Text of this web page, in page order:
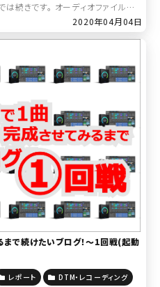
続きです。 オーディオファイルの
わけですが、めげずにDP10なら […]
2020年04月04日
で続けたいブログ！～1回戦(起動
レポート DTM・レコーディング